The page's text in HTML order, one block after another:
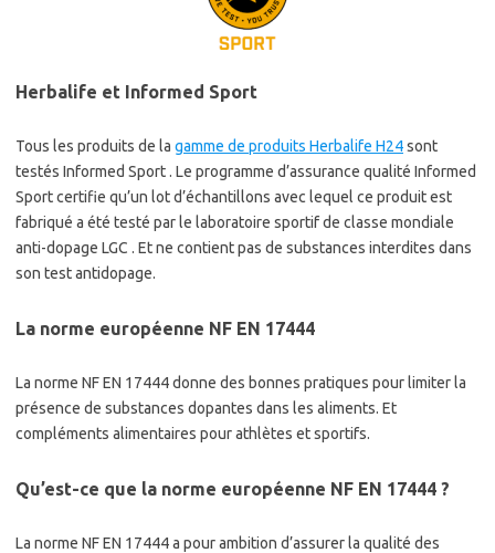
Herbalife et Informed Sport
Tous les produits de la gamme de produits Herbalife H24sont
testés Informed Sport . Le programme d’assurance qualité Informed
Sport certifie qu’un lot d’échantillons avec lequel ce produit est
fabriqué a été testé par le laboratoire sportif de classe mondiale
anti-dopage LGC . Et ne contient pas de substances interdites dans
son test antidopage.
La norme européenne NF EN 17444
La norme NF EN 17444 donne des bonnes pratiques pour limiter la
présence de substances dopantes dans les aliments. Et
compléments alimentaires pour athlètes et sportifs.
Qu’est-ce que la norme européenne NF EN 17444 ?
La norme NF EN 17444 a pour ambition d’assurer la qualité des